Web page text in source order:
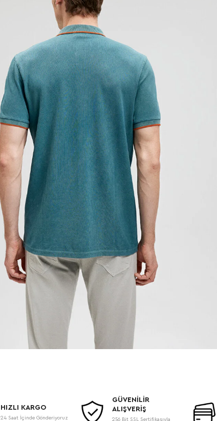
HIZLI KARGO
24 Saat İçinde Gönderiyoruz
GÜVENİLİR
ALIŞVERİŞ
256 Bit SSL Sertifikasıyla